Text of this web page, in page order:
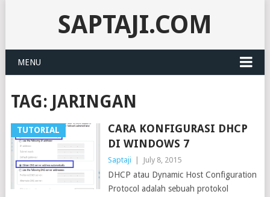
SAPTAJI.COM
MENU
TAG: JARINGAN
TUTORIAL
CARA KONFIGURASI DHCP
DI WINDOWS 7
Saptaji July 8, 2015
DHCP atau Dynamic Host Configuration
Protocol adalah sebuah protokol